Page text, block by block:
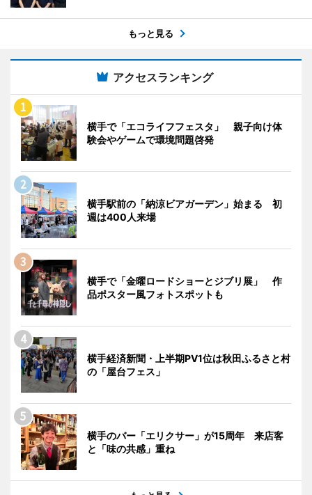
もっと見る
アクセスランキング
横手で「エコライフフェスタ」 親子向け体
験会やゲームで環境問題啓発
横手駅前の「納涼ビアガーデン」始まる 初
週は400人来場
横手で「金曜ロードショーとジブリ展」 作
品ポスター風フォトスポットも
横手経済新聞・上半期PV1位は秋田ふるさと村
の「屋台フェス」
横手のバー「エリクサー」が15周年 来店客
と「味の共感」重ね